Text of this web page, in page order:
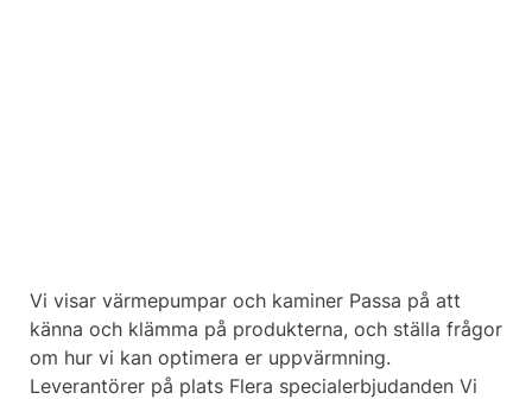
Vi visar värmepumpar och kaminer Passa på att
känna och klämma på produkterna, och ställa frågor
om hur vi kan optimera er uppvärmning.
Leverantörer på plats Flera specialerbjudanden Vi